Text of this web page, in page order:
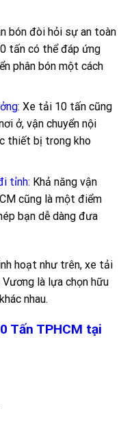
bón đòi hỏi sự an toàn
tấn có thể đáp ứng
phân bón một cách
Xe tải 10 tấn cũng
ở, vận chuyển nội
thiết bị trong kho
tỉnh: Khả năng vận
cũng là một điểm
bạn dễ dàng đưa
hoạt như trên, xe tải
là lựa chọn hữu
nhau.
Tấn TPHCM tại